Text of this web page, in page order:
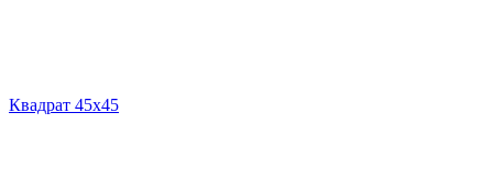
Квадрат 45х45